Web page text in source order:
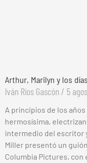
Arthur, Marilyn y los
Iván Ríos Gascón 5
A principios de los años
hermosísima,
intermedio del escritor
Miller presentó un
Columbia Pictures, con